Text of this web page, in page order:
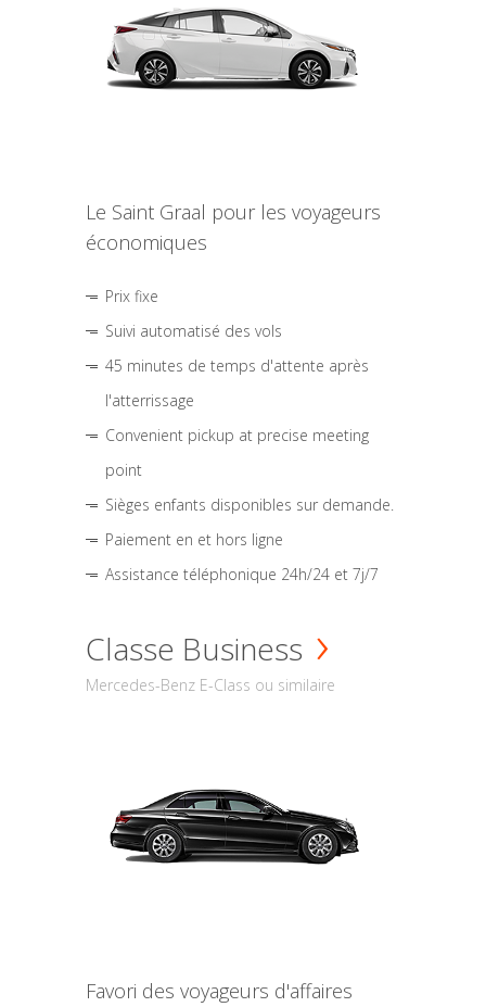
Le Saint Graal pour les voyageurs
économiques
Prix fixe
Suivi automatisé des vols
45 minutes de temps d'attente après
l'atterrissage
Convenient pickup at precise meeting
point
Sièges enfants disponibles sur demande.
Paiement en et hors ligne
Assistance téléphonique 24h/24 et 7j/7
Classe Business
Mercedes-Benz E-Class ou similaire
Favori des voyageurs d'affaires